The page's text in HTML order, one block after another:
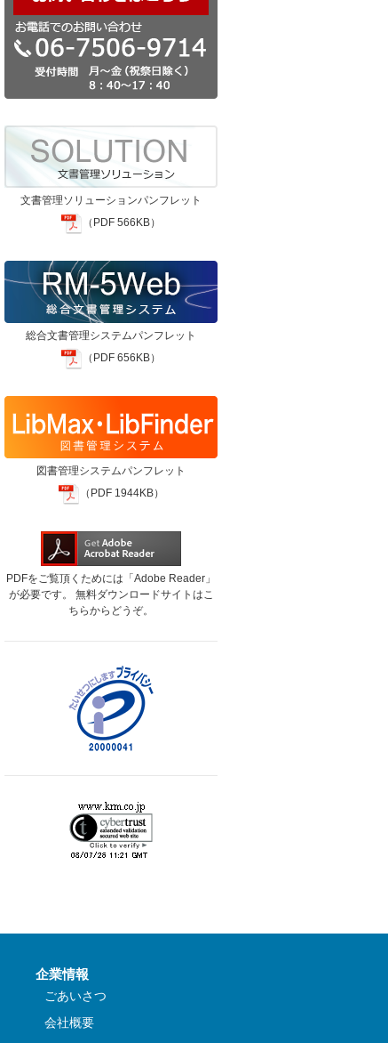
文書管理ソリューションパンフレット
（PDF 566KB）
総合文書管理システムパンフレット
（PDF 656KB）
図書管理システムパンフレット
（PDF 1944KB）
PDFをご覧頂くためには「Adobe Reader」
が必要です。 無料ダウンロードサイトはこ
ちらからどうぞ。
企業情報
ごあいさつ
会社概要